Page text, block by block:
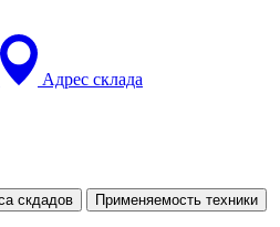
Адрес склада
скдадов Применяемость техники